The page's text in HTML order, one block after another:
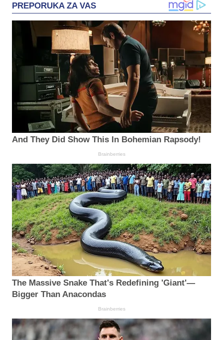
PREPORUKA ZA VAS
And They Did Show This In Bohemian Rapsody!
Brainberries
The Massive Snake That's Redefining 'Giant'—
Bigger Than Anacondas
Brainberries